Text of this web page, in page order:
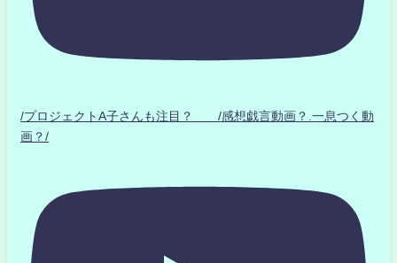
/プロジェクトA子さんも注目？ /感想戯言動画？.一息つく動
画？/